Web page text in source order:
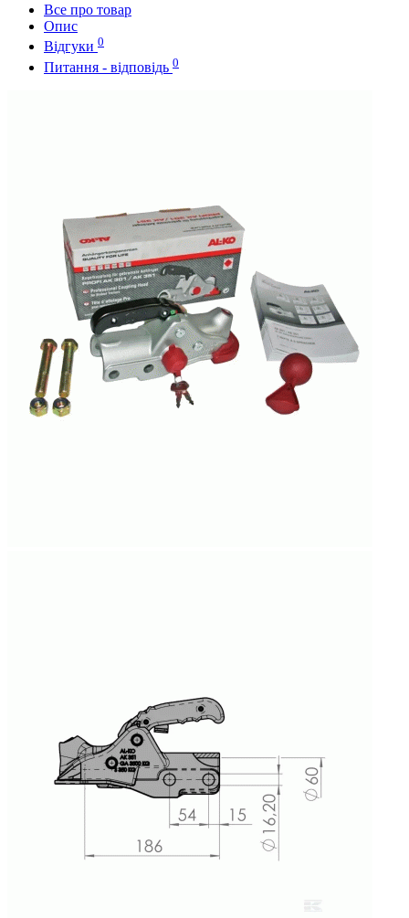
Все про товар
Опис
Відгуки 0
Питання - відповідь 0